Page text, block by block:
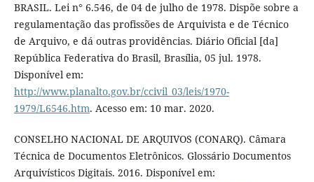
BRASIL. Lei n° 6.546, de 04 de julho de 1978. Dispõe sobre a
regulamentação das profissões de Arquivista e de Técnico
de Arquivo, e dá outras providências. Diário Oficial [da]
República Federativa do Brasil, Brasília, 05 jul. 1978.
Disponível em:
http://www.planalto.gov.br/ccivil_03/leis/1970-
1979/L6546.htm. Acesso em: 10 mar. 2020.
CONSELHO NACIONAL DE ARQUIVOS (CONARQ). Câmara
Técnica de Documentos Eletrônicos. Glossário Documentos
Arquivísticos Digitais. 2016. Disponível em: